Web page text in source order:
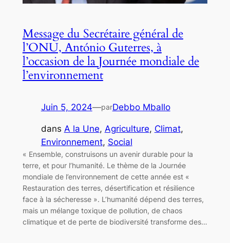
Message du Secrétaire général de
l’ONU, António Guterres, à
l’occasion de la Journée mondiale de
l’environnement
Juin 5, 2024—parDebbo Mballo
dans A la Une, Agriculture, Climat
Environnement, Social
« Ensemble, construisons un avenir durable pour la
terre, et pour l’humanité. Le thème de la Journée
mondiale de l’environnement de cette année est «
Restauration des terres, désertification et résilience
face à la sécheresse ». L’humanité dépend des terres,
mais un mélange toxique de pollution, de chaos
climatique et de perte de biodiversité transforme des…